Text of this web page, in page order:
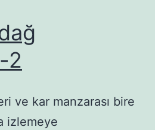
2
ve kar manzarası bire
izlemeye